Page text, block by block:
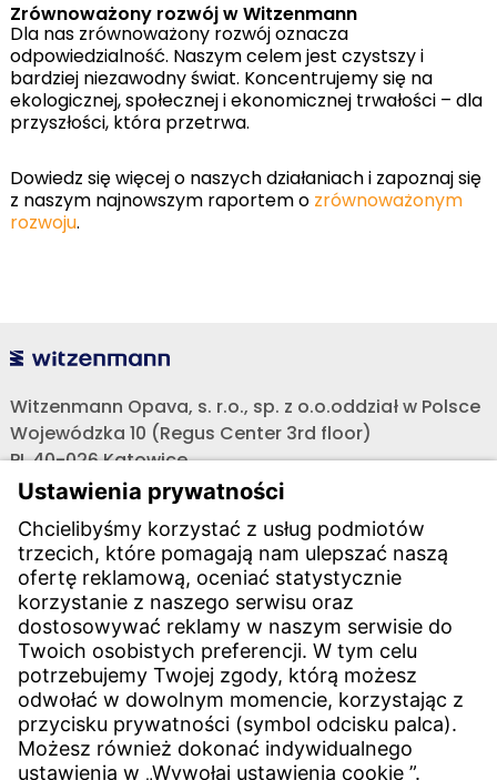
Zrównoważony rozwój w Witzenmann
Dla nas zrównoważony rozwój oznacza
odpowiedzialność. Naszym celem jest czystszy i
bardziej niezawodny świat. Koncentrujemy się na
ekologicznej, społecznej i ekonomicznej trwałości – dla
przyszłości, która przetrwa.
Dowiedz się więcej o naszych działaniach i zapoznaj się
z naszym najnowszym raportem o zrównoważonym
rozwoju.
Witzenmann Opava, s. r.o., sp. z o.o.oddział w Polsce
Wojewódzka 10 (Regus Center 3rd floor)
PL 40-026 Katowice
Telefon:
REGION POŁUDNIOWY
Telefon:REGION CENTRALNY +48 603 880 419,
PROJEKTY CAŁA POLSKA+48 603 658 900
E-mail:obchod@witzenmann.com
Kontakt
Lokalizacje